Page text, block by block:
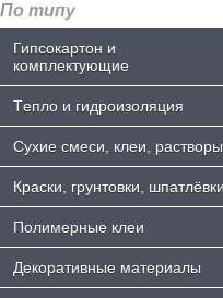
По типу
Гипсокартон и
комплектующие
Tепло и гидроизоляция
Сухие смеси, клеи, растворы
Краски, грунтовки, шпатлёвки
Полимерные клеи
Декоративные материалы